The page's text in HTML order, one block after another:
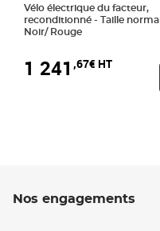
Vélo électrique du facteur,
reconditionné - Taille normale -
Noir/ Rouge
1 241 ,67€ HT
Nos engagements